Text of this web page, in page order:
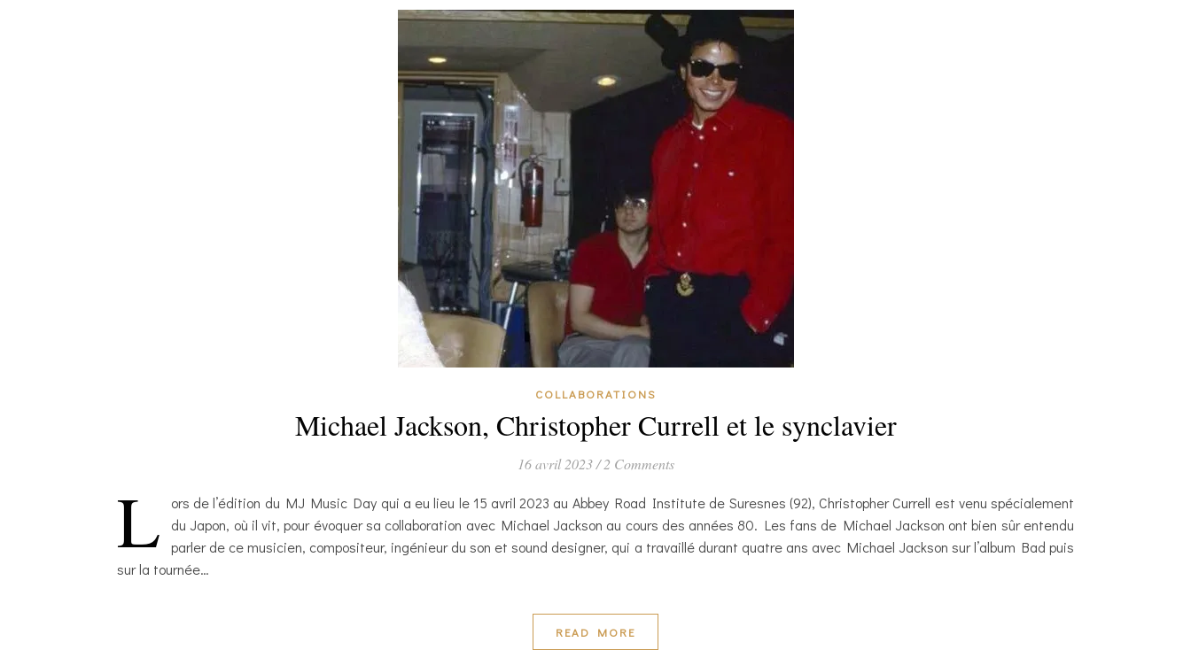
COLLABORATIONS
Michael Jackson, Christopher Currell et le synclavier
16 avril 2023 / 2 Comments
L
ors de l’édition du MJ Music Day qui a eu lieu le 15 avril 2023 au Abbey Road Institute de Suresnes (92), Christopher Currell est venu spécialement
du Japon, où il vit, pour évoquer sa collaboration avec Michael Jackson au cours des années 80. Les fans de Michael Jackson ont bien sûr entendu
parler de ce musicien, compositeur, ingénieur du son et sound designer, qui a travaillé durant quatre ans avec Michael Jackson sur l’album Bad puis
sur la tournée…
READ MORE